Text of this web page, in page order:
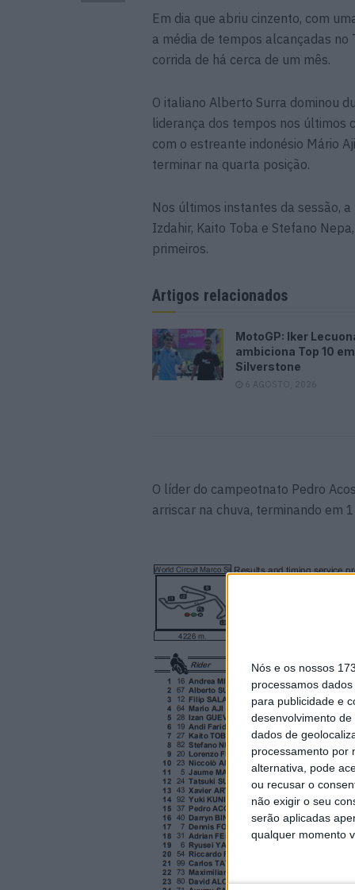
Nós e os nossos
processamos
para publicidade e
desenvolvimento de
dados de
processamento por
alternativa, pode
ou recusar o
não exigir o seu
serão aplicadas
qualquer momento
Em dia que abriu cinzento, com
a média de tempos alcançadas
corrida de há cerca de um mês.
O italiano Alberto Surra dominou
liderança dos tempos nos últimos
com o estreante indonésio Mário
terminar na quarta posição.
Nos últimos instantes da sessão,
Izdahir, Kaito Toba e Stefano
primeiros.
Artigos relacionados
MotoGP: Iker
ambiciona Top 10 em
Silverstone
6 AGOSTO, 2026
O líder do campeotnato Pedro
arriscar na chuva, terminando em